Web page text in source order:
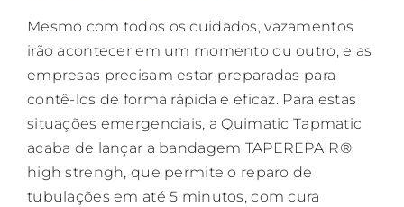
Mesmo com todos os cuidados, vazamentos
irão acontecer em um momento ou outro, e as
empresas precisam estar preparadas para
contê-los de forma rápida e eficaz. Para estas
situações emergenciais, a Quimatic Tapmatic
acaba de lançar a bandagem TAPEREPAIR®
high strengh, que permite o reparo de
tubulações em até 5 minutos, com cura